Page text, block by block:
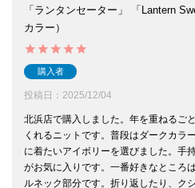
「ランタンセーター」 「Lantern
カラー）
購入者
投稿日 2025/12/04
北浜店で購入しました。年を重ねるご
くれるニットです。普段はダークカラ
に着たいアイボリーを選びました。手
がお気に入りです。一番好きなところ
ルネック部分です。折り返したり、ク